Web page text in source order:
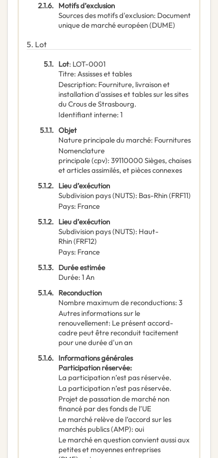
2.1.6. Motifs d’exclusion
Sources des motifs d'exclusion: Document
unique de marché européen (DUME)
5. Lot
5.1. Lot: LOT-0001
Titre: Assisses et tables
Description: Fourniture, livraison et
installation d'assises et tables sur les sites
du Crous de Strasbourg.
Identifiant interne: 1
5.1.1. Objet
Nature principale du marché: Fournitures
Nomenclature
principale(cpv): 39110000 Sièges, chaises
et articles assimilés, et pièces connexes
5.1.2. Lieu d’exécution
Subdivision pays (NUTS): Bas-Rhin(FRF11)
Pays: France
5.1.2. Lieu d’exécution
Subdivision pays (NUTS): Haut-
Rhin(FRF12)
Pays: France
5.1.3. Durée estimée
Durée: 1 An
5.1.4. Reconduction
Nombre maximum de reconductions: 3
Autres informations sur le
renouvellement: Le présent accord-
cadre peut être reconduit tacitement
pour une durée d'un an
5.1.6. Informations générales
Participation réservée:
La participation n’est pas réservée.
La participation n’est pas réservée.
Projet de passation de marché non
financé par des fonds de l’UE
Le marché relève de l’accord sur les
marchés publics (AMP): oui
Le marché en question convient aussi aux
petites et moyennes entreprises